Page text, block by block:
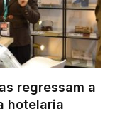
regressam a
hotelaria